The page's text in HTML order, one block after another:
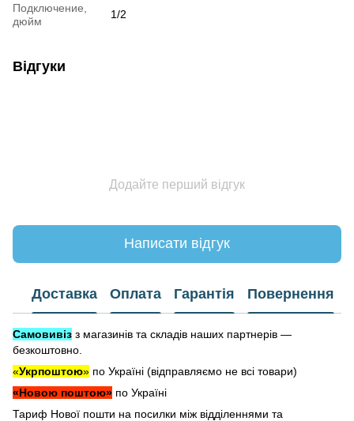
Подключение,
дюйм
1/2
Відгуки
Додайте перший відгук
Написати відгук
Доставка Оплата Гарантія Повернення
Самовивіз з магазинів та складів наших партнерів —
безкоштовно.
«Укрпоштою» по Україні (відправляємо не всі товари)
«Новою поштою» по Україні
Тариф Нової пошти на посилки між відділеннями та